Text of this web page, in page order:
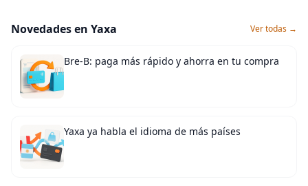
Novedades en Yaxa Ver todas →
Bre-B: paga más rápido y ahorra en tu compra
Yaxa ya habla el idioma de más países